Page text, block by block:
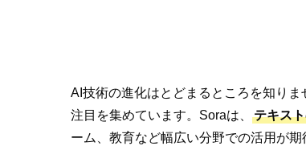
AI技術の進化はとどまるところを知り
注目を集めています。Soraは、
テキス
ーム、教育など幅広い分野での活用が期